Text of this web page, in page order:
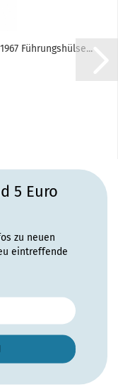
Führungshülse...
5 Euro
zu neuen
eintreffende